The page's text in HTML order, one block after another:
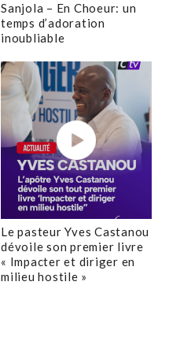
Sanjola – En Choeur: un
temps d’adoration
inoubliable
Le pasteur Yves Castanou
dévoile son premier livre
« Impacter et diriger en
milieu hostile »